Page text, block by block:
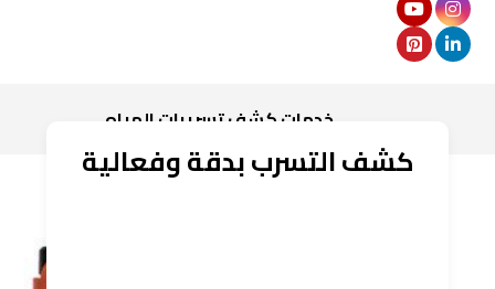
خدمات كشف تسريبات المياه
كشف التسرب بدقة وفعالية